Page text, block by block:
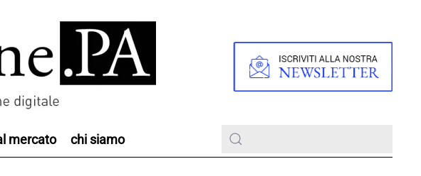
mercato chi siamo